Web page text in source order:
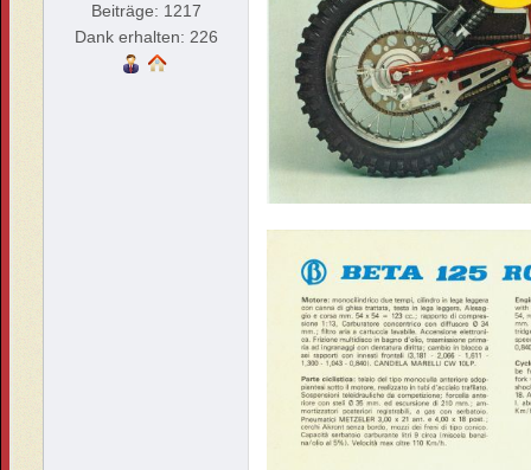
Beiträge: 1217
Dank erhalten: 226